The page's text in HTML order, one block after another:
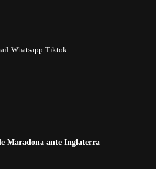
Whatsapp Tiktok
Maradona ante Inglaterra